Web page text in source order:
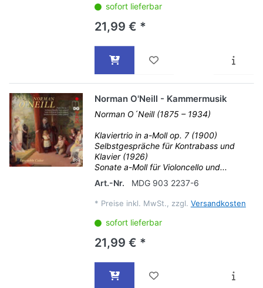
sofort lieferbar
21,99 € *
Norman O'Neill - Kammermusik
Norman O´Neill (1875 – 1934)
Klaviertrio in a-Moll op. 7 (1900)
Selbstgespräche für Kontrabass und
Klavier (1926)
Sonate a-Moll für Violoncello und...
Art.-Nr.
MDG 903 2237-6
* Preise inkl. MwSt., zzgl. Versandkosten
sofort lieferbar
21,99 € *